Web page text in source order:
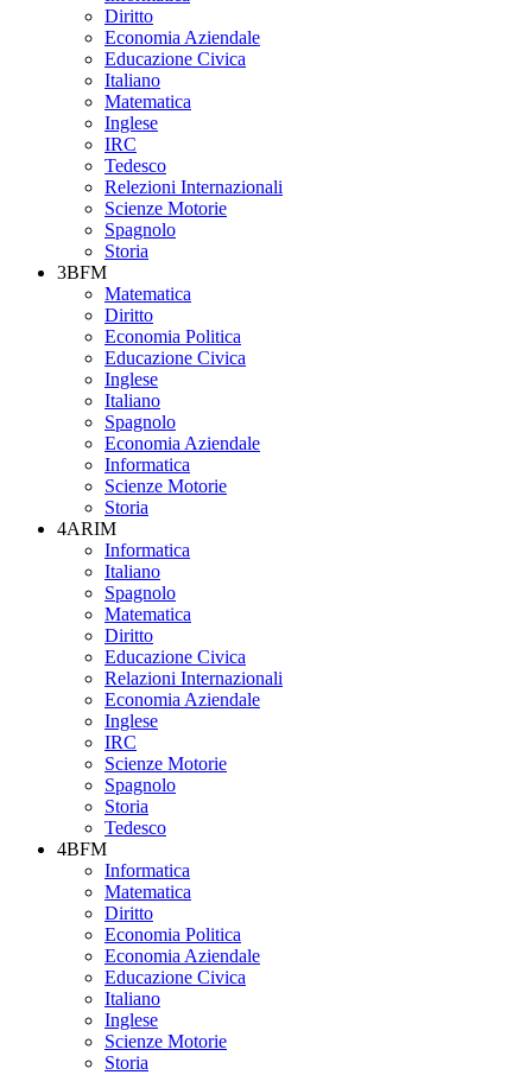
Diritto
Economia Aziendale
Educazione Civica
Italiano
Matematica
Inglese
IRC
Tedesco
Relezioni Internazionali
Scienze Motorie
Spagnolo
Storia
3BFM
Matematica
Diritto
Economia Politica
Educazione Civica
Inglese
Italiano
Spagnolo
Economia Aziendale
Informatica
Scienze Motorie
Storia
4ARIM
Informatica
Italiano
Spagnolo
Matematica
Diritto
Educazione Civica
Relazioni Internazionali
Economia Aziendale
Inglese
IRC
Scienze Motorie
Spagnolo
Storia
Tedesco
4BFM
Informatica
Matematica
Diritto
Economia Politica
Economia Aziendale
Educazione Civica
Italiano
Inglese
Scienze Motorie
Storia